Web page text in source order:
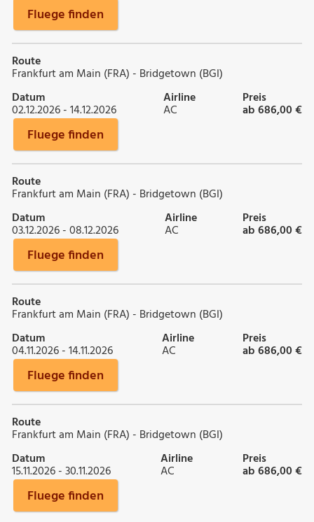
Fluege finden
Route
Frankfurt am Main (FRA) - Bridgetown (BGI)
Datum
02.12.2026 - 14.12.2026
Airline
AC
Preis
ab 686,00 €
Fluege finden
Route
Frankfurt am Main (FRA) - Bridgetown (BGI)
Datum
03.12.2026 - 08.12.2026
Airline
AC
Preis
ab 686,00 €
Fluege finden
Route
Frankfurt am Main (FRA) - Bridgetown (BGI)
Datum
04.11.2026 - 14.11.2026
Airline
AC
Preis
ab 686,00 €
Fluege finden
Route
Frankfurt am Main (FRA) - Bridgetown (BGI)
Datum
15.11.2026 - 30.11.2026
Airline
AC
Preis
ab 686,00 €
Fluege finden